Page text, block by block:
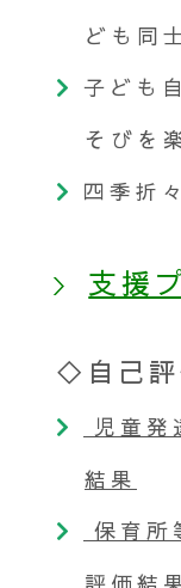
ども同
子ども
そびを
四季折
＞ 支援
◇自己評
児童発
結果
保育所